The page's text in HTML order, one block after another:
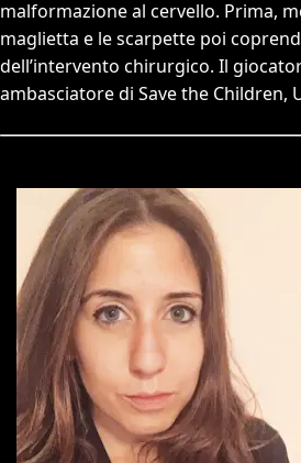
malformazione al cervello. Prima,
maglietta e le scarpette poi
dell’intervento chirurgico. Il
ambasciatore di Save the Children,